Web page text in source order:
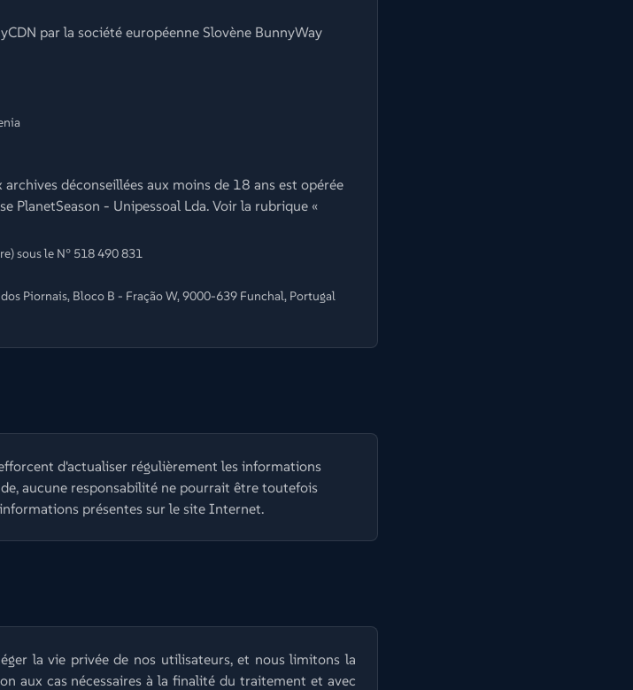
par la société européenne Slovène BunnyWay
archives déconseillées aux moins de 18 ans est opérée
PlanetSeason - Unipessoal Lda. Voir la rubrique «
sous le N° 518 490 831
Piornais, Bloco B - Fração W, 9000-639 Funchal, Portugal
d'actualiser régulièrement les informations
aucune responsabilité ne pourrait être toutefois
présentes sur le site Internet.
la vie privée de nos utilisateurs, et nous limitons la
aux cas nécessaires à la finalité du traitement et avec